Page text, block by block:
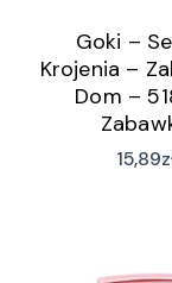
Goki –
Krojenia –
Dom –
15,89